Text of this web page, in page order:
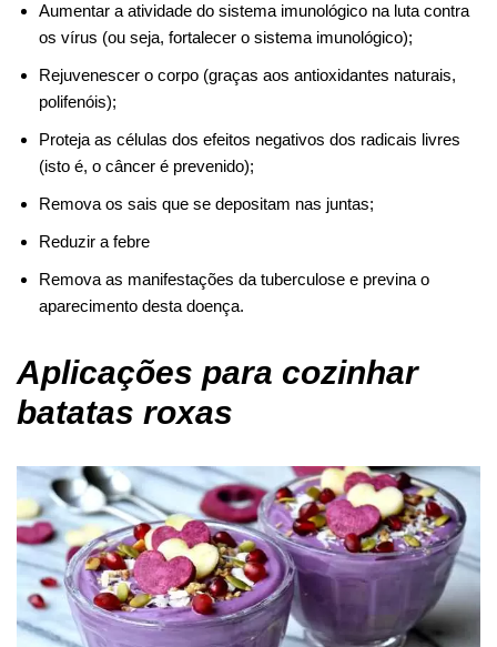
Aumentar a atividade do sistema imunológico na luta contra
os vírus (ou seja, fortalecer o sistema imunológico);
Rejuvenescer o corpo (graças aos antioxidantes naturais,
polifenóis);
Proteja as células dos efeitos negativos dos radicais livres
(isto é, o câncer é prevenido);
Remova os sais que se depositam nas juntas;
Reduzir a febre
Remova as manifestações da tuberculose e previna o
aparecimento desta doença.
Aplicações para cozinhar
batatas roxas